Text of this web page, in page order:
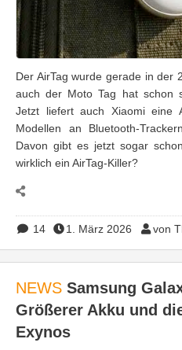
Der AirTag wurde gerade in der
auch der Moto Tag hat schon
Jetzt liefert auch Xiaomi eine
Modellen an Bluetooth-
Davon gibt es jetzt sogar
wirklich ein AirTag-Killer?
14 1. März 2026 von
NEWS Samsung
Größerer Akku und
Exynos